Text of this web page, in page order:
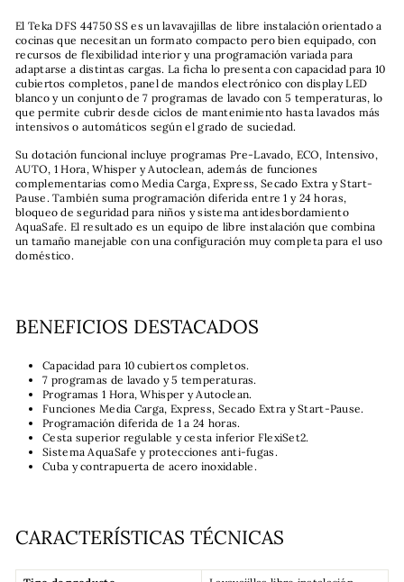
El Teka DFS 44750 SS es un lavavajillas de libre instalación orientado a
cocinas que necesitan un formato compacto pero bien equipado, con
recursos de flexibilidad interior y una programación variada para
adaptarse a distintas cargas. La ficha lo presenta con capacidad para 10
cubiertos completos, panel de mandos electrónico con display LED
blanco y un conjunto de 7 programas de lavado con 5 temperaturas, lo
que permite cubrir desde ciclos de mantenimiento hasta lavados más
intensivos o automáticos según el grado de suciedad.
Su dotación funcional incluye programas Pre-Lavado, ECO, Intensivo,
AUTO, 1 Hora, Whisper y Autoclean, además de funciones
complementarias como Media Carga, Express, Secado Extra y Start-
Pause. También suma programación diferida entre 1 y 24 horas,
bloqueo de seguridad para niños y sistema antidesbordamiento
AquaSafe. El resultado es un equipo de libre instalación que combina
un tamaño manejable con una configuración muy completa para el uso
doméstico.
BENEFICIOS DESTACADOS
Capacidad para 10 cubiertos completos.
7 programas de lavado y 5 temperaturas.
Programas 1 Hora, Whisper y Autoclean.
Funciones Media Carga, Express, Secado Extra y Start-Pause.
Programación diferida de 1 a 24 horas.
Cesta superior regulable y cesta inferior FlexiSet2.
Sistema AquaSafe y protecciones anti-fugas.
Cuba y contrapuerta de acero inoxidable.
CARACTERÍSTICAS TÉCNICAS